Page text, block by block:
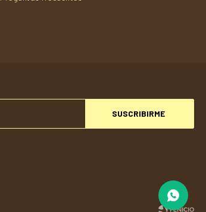
SUSCRIBIRME